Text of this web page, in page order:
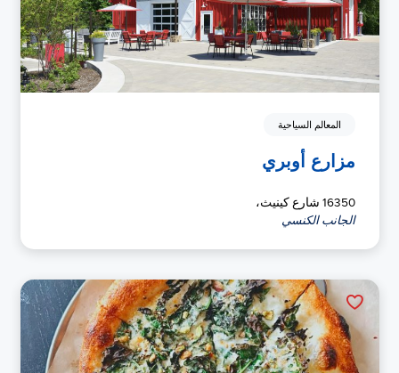
المعالم السياحية
مزارع أوبري
16350 شارع كينيث،
الجانب الكنسي